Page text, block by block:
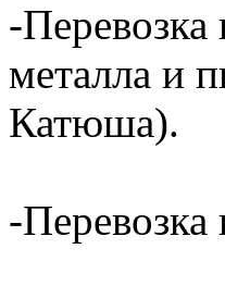
-
металла и
Катюша).
-